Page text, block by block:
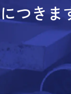
つきま